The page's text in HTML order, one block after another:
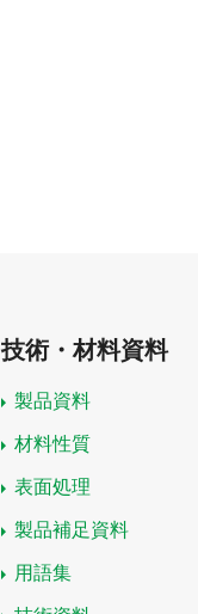
技術・材料資料
製品資料
材料性質
表面処理
製品補足資料
用語集